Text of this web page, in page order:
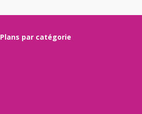
Plans par catégorie